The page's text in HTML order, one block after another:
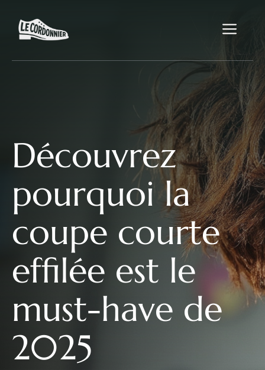
contenu
Découvrez
pourquoi la
coupe courte
effilée est le
must-have de
2025